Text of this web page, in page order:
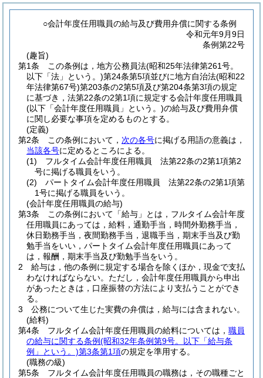
○会計年度任用職員の給与及び費用弁償に関する条例
令和元年9月9日
条例第22号
(趣旨)
第1条
この条例は，地方公務員法(昭和25年法律第261号。
以下「法」という。)第24条第5項並びに地方自治法(昭和22
年法律第67号)第203条の2第5項及び第204条第3項の規定
に基づき，法第22条の2第1項に規定する会計年度任用職員
(以下「会計年度任用職員」という。)の給与及び費用弁償
に関し必要な事項を定めるものとする。
(定義)
第2条
この条例において， 次の各号に掲げる用語の意義は，
当該各号に定めるところによる。
(1)
フルタイム会計年度任用職員 法第22条の2第1項第2
号に掲げる職員をいう。
(2)
パートタイム会計年度任用職員 法第22条の2第1項第
1号に掲げる職員をいう。
(会計年度任用職員の給与)
第3条
この条例において「給与」とは，フルタイム会計年度
任用職員にあっては，給料，通勤手当，時間外勤務手当，
休日勤務手当，夜間勤務手当，退職手当，期末手当及び勤
勉手当をいい，パートタイム会計年度任用職員にあって
は，報酬，期末手当及び勤勉手当をいう。
2
給与は，他の条例に規定する場合を除くほか，現金で支払
わなければならない。 ただし，会計年度任用職員から申出
があったときは，口座振替の方法により支払うことができ
る。
3
公務について生じた実費の弁償は，給与には含まれない。
(給料)
第4条
フルタイム会計年度任用職員の給料については， 職員
の給与に関する条例(昭和32年条例第9号。以下「給与条
例」という。)第3条第1項の規定を準用する。
(職務の級)
第5条
フルタイム会計年度任用職員の職務は，その職種ごと